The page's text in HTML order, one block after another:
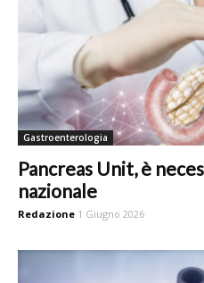
Gastroenterologia
Pancreas Unit, è
nazionale
Redazione 1 Giugno 2026